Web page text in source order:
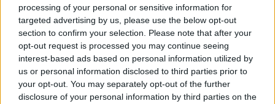
processing of your personal or sensitive information for
targeted advertising by us, please use the below opt-out
section to confirm your selection. Please note that after your
opt-out request is processed you may continue seeing
interest-based ads based on personal information utilized by
us or personal information disclosed to third parties prior to
your opt-out. You may separately opt-out of the further
disclosure of your personal information by third parties on the
Gerade In
Jury und Strafen Tour de France Femmes 2026,
Etappe 6 – Geldstrafe für Lotte Kopecky wegen
„Sticky Bottle“
Aug 06, 20:02